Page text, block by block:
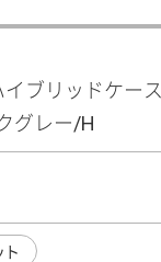
イブリッドケース
グレー/H
ト